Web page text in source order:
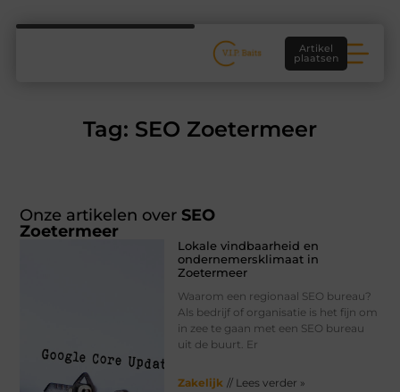
Artikel
plaatsen
Tag: SEO Zoetermeer
Onze artikelen overSEO
Zoetermeer
Lokale vindbaarheid en
ondernemersklimaat in
Zoetermeer
Waarom een regionaal SEO bureau?
Als bedrijf of organisatie is het fijn om
in zee te gaan met een SEO bureau
uit de buurt. Er
Zakelijk // Lees verder »